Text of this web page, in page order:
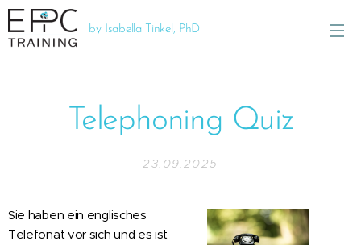
by Isabella Tinkel, PhD
Telephoning Quiz
23.09.2025
Sie haben ein englisches
Telefonat vor sich und es ist